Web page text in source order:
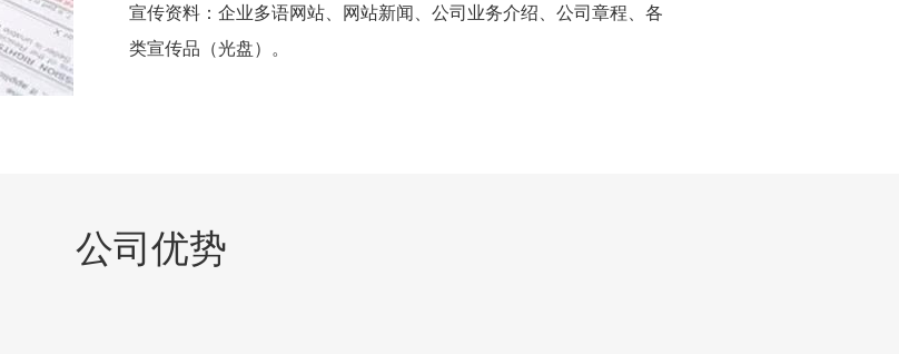
宣传资料：企业多语网站、网站新闻、公司业务介绍、公司章程、各
类宣传品（光盘）。
公司优势